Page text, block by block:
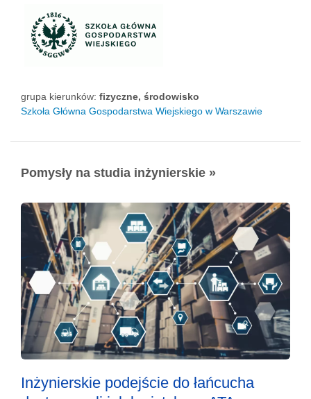
grupa kierunków: fizyczne, środowisko
Szkoła Główna Gospodarstwa Wiejskiego w Warszawie
Pomysły na studia inżynierskie »
Inżynierskie podejście do łańcucha